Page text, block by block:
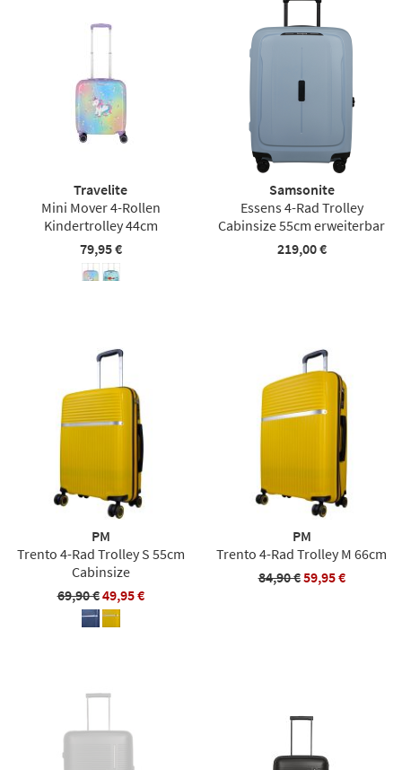
Travelite
Mini Mover 4-Rollen
Kindertrolley 44cm
79,95 €
Samsonite
Essens 4-Rad Trolley
Cabinsize 55cm erweiterbar
219,00 €
PM
Trento 4-Rad Trolley S 55cm
Cabinsize
69,90 €49,95 €
PM
Trento 4-Rad Trolley M 66cm
84,90 €59,95 €